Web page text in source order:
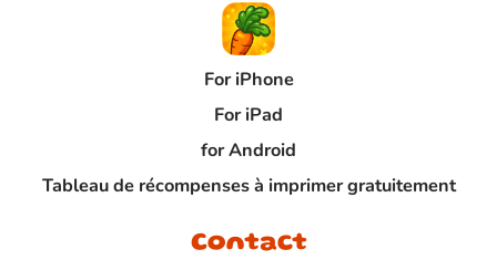
For iPhone
For iPad
for Android
Tableau de récompenses à imprimer gratuitement
Contact